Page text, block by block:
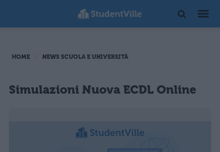
HOME NEWS SCUOLA E UNIVERSITÀ
Simulazioni Nuova ECDL Online